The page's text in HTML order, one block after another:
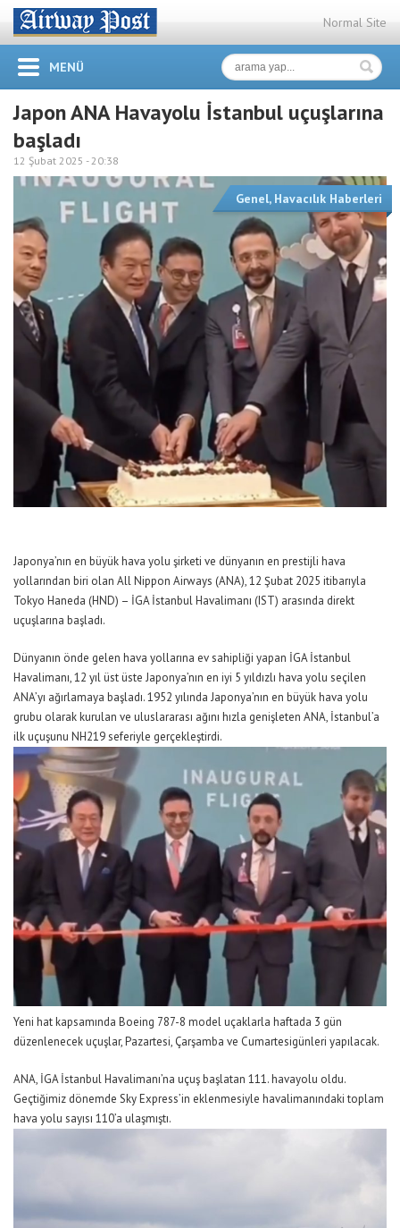
Normal Site
MENÜ
Japon ANA Havayolu İstanbul uçuşlarına
başladı
12 Şubat 2025 -20:38
Genel, Havacılık Haberleri
Japonya’nın en büyük hava yolu şirketi ve dünyanın en prestijli hava
yollarından biri olan AllNippon Airways (ANA), 12 Şubat 2025 itibarıyla
Tokyo Haneda (HND) – İGA İstanbul Havalimanı (IST) arasında direkt
uçuşlarına başladı.
Dünyanın önde gelen hava yollarına ev sahipliği yapan İGA İstanbul
Havalimanı, 12 yıl üst üste Japonya’nın en iyi 5 yıldızlı hava yolu seçilen
ANA’yı ağırlamaya başladı.1952 yılında Japonya’nın en büyük hava yolu
grubu olarak kurulan ve uluslararası ağını hızla genişleten ANA, İstanbul’a
ilk uçuşunu NH219seferiyle gerçekleştirdi.
Yeni hat kapsamında Boeing 787-8 model uçaklarla haftada 3 gün
düzenlenecek uçuşlar,Pazartesi, Çarşamba ve Cumartesigünleri yapılacak.
ANA, İGA İstanbul Havalimanı’na uçuş başlatan 111. havayolu oldu.
Geçtiğimiz dönemde SkyExpress’in eklenmesiyle havalimanındaki toplam
hava yolu sayısı 110’a ulaşmıştı.